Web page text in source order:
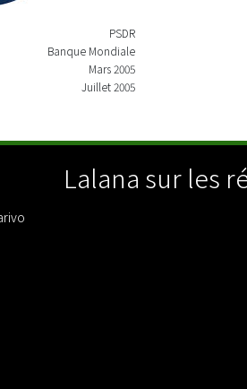
PSDR
Banque Mondiale
Mars 2005
Juillet 2005
Lalana sur les